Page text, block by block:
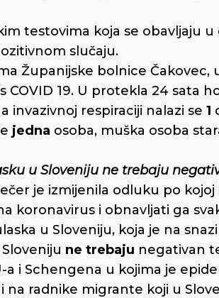
testovima koja se obavljaju
slučaju.
Županijske bolnice Čakovec,
COVID 19. U protekla 24 sata
invazivnoj respiraciji nalazi se 1
jedna osoba, muška osoba
u Sloveniju ne trebaju
je izmijenila odluku po
koronavirus i obnavljati ga
u Sloveniju, koja je na
ne trebaju negativan
a i Schengena u kojima je
na radnike migrante koji u